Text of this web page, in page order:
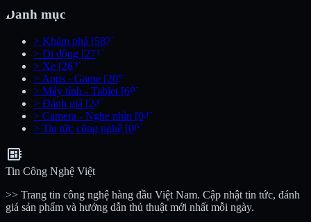
Danh mục
> Khám phá [582]
> Di động [271]
> Xe [263]
> Apps - Game [205]
> Máy tính - Tablet [69]
> Đánh giá [24]
> Camera - Nghe nhìn [04]
> Tin tức công nghệ [00]
developer_board
Tin Công Nghệ Việt
>> Trang tin công nghệ hàng đầu Việt Nam. Cập nhật tin tức, đánh
giá sản phẩm và hướng dẫn thủ thuật mới nhất mỗi ngày.